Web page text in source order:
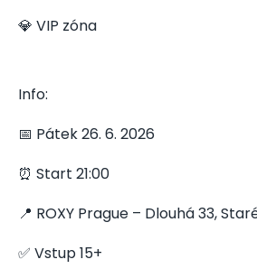
💎 VIP zóna
Info:
📅 Pátek 26. 6. 2026
⏰ Start 21:00
📍 ROXY Prague – Dlouhá 33,
✅ Vstup 15+